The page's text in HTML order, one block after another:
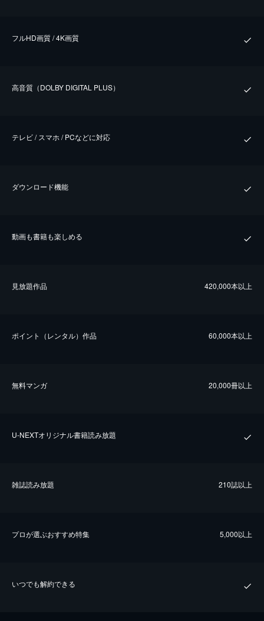
フルHD画質 / 4K画質
⾼⾳質（DOLBY DIGITAL PLUS）
テレビ / スマホ / PCなどに対応
ダウンロード機能
動画も書籍も楽しめる
⾒放題作品 420,000本以上
ポイント（レンタル）作品 60,000本以上
無料マンガ 20,000冊以上
U-NEXTオリジナル書籍読み放題
雑誌読み放題 210誌以上
プロが選ぶおすすめ特集 5,000以上
いつでも解約できる